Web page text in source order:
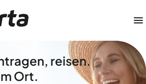
reisen.
Ort.